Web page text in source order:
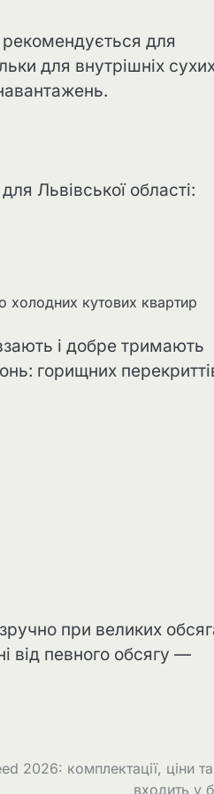
рекомендується для
для внутрішніх
Львівської області:
холодних кутових квартир
і добре тримають
горищних
при великих
від певного обсягу —
2026: комплектації, ціни
входить у